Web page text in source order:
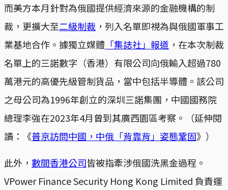
而美方本月針對為俄國提供經濟來源的金融機構的制
裁，更擴大至二級制裁 ，列入名單即視為與俄國軍事工
業基地合作。據獨立媒體 「集誌社」報道 ，在本次制裁
名單上的三諾數字（香港）有限公司向俄輸入超過780
萬港元的高優先級管制貨品，當中包括半導體。該公司
之母公司為1996年創立的深圳三諾集團，中國國務院
總理李強在2023年4月曾到其廣西園區考察。（延伸閱
讀：《普京訪問中國，中俄「背靠背」姿態鞏固》）
此外， 數間香港公司皆被指牽涉俄國洗黑金過程。
VPower Finance Security Hong Kong Limited 負責運